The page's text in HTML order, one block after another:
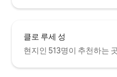
클로 루세 성
현지인 513명이 추천하는